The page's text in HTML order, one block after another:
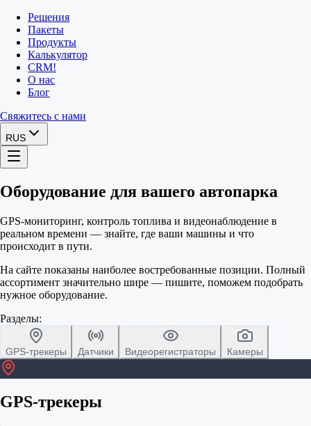
Решения
Пакеты
Продукты
Калькулятор
CRM!
О нас
Блог
Свяжитесь с нами
RUS
Оборудование для вашего автопарка
GPS-мониторинг, контроль топлива и видеонаблюдение в
реальном времени — знайте, где ваши машины и что
происходит в пути.
На сайте показаны наиболее востребованные позиции. Полный
ассортимент значительно шире — пишите, поможем подобрать
нужное оборудование.
Разделы:
GPS-трекеры Датчики Видеорегистраторы Камеры
GPS-трекеры